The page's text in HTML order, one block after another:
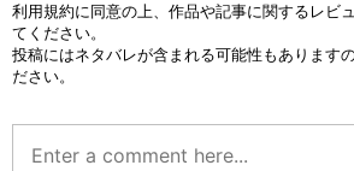
利用規約に同意の上、作品や記事に関するレビ
てください。
投稿にはネタバレが含まれる可能性もあります
ださい。